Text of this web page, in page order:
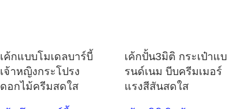
เค้กแบบโมเดลบาร์บี้
เจ้าหญิงกระโปรง
ดอกไม้ครีมสดใส
เค้กปั้น3มิติ กระเป๋าแบ
รนด์เนม บีบครีมเมอร์
แรงสีสันสดใส